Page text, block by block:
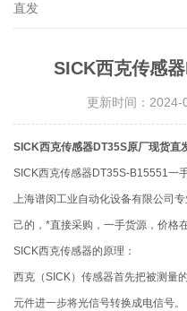
直发
SICK西克传感
更新时间：
SICK西克传感器DT35S原厂现货直
SICK西克传感器DT35S-B15551一
上海谱闵工业自动化设备有限公司
己的，*直接采购，一手货源，价格
SICK西克传感器的原理：
西克（SICK）传感器首先把被测量
元件进一步将光信号转换成电信号。